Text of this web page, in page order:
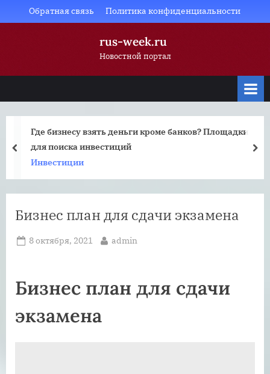
to
Обратная связь Политика конфиденциальности
rus-week.ru
Новостной портал
Где бизнесу взять деньги кроме банков? Площадки
для поиска инвестиций
Инвестиции
prev
Бизнес план для сдачи экзамена
Posted
8 октября, 2021 By
admin
Бизнес план для сдачи
экзамена